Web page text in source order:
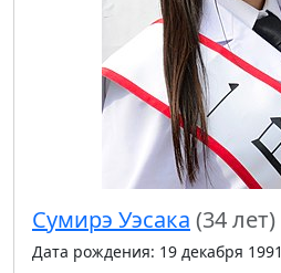
Сумирэ Уэсака (34 лет)
Дата рождения: 19 декабря 1991